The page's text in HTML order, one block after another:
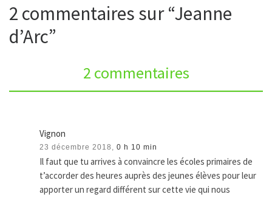
2 commentaires sur “Jeanne
d’Arc”
2 commentaires
Vignon
23 décembre 2018, 0 h 10 min
Il faut que tu arrives à convaincre les écoles primaires de
t’accorder des heures auprès des jeunes élèves pour leur
apporter un regard différent sur cette vie qui nous